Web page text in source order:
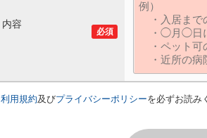
必須
内容
利用規約及びプライバシーポリシーを必ずお読み